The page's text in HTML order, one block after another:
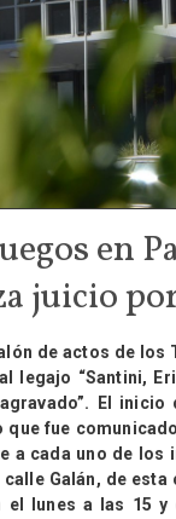
en
juicio
de actos de
legajo “Santini,
El
fue
a cada uno de los
Galán, de
el lunes a las 15